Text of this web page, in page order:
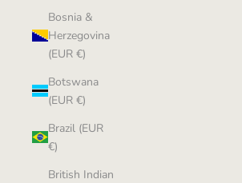
Bosnia &
Herzegovina
(EUR €)
Botswana
(EUR €)
Brazil (EUR
€)
British Indian